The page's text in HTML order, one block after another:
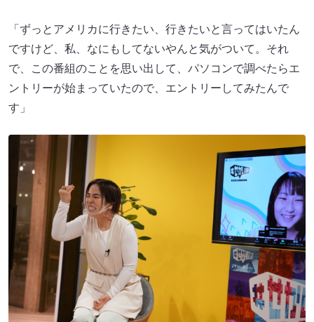
「ずっとアメリカに行きたい、行きたいと言ってはいたん
ですけど、私、なにもしてないやんと気がついて。それ
で、この番組のことを思い出して、パソコンで調べたらエ
ントリーが始まっていたので、エントリーしてみたんで
す」